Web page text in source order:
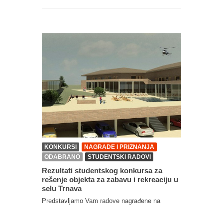
KONKURSI
NAGRADE I PRIZNANJA
ODABRANO
STUDENTSKI RADOVI
Rezultati studentskog konkursa za
rešenje objekta za zabavu i rekreaciju u
selu Trnava
Predstavljamo Vam radove nagrađene na